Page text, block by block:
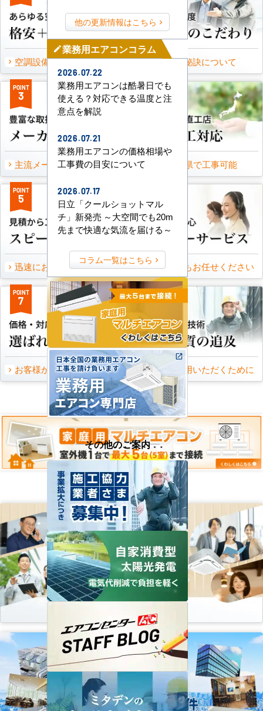
空調設備のご提案について 選ばれる秘訣について
POINT
3
主流メーカーを全取扱可能
POINT
4
47都道府県で工事可能
POINT
5
迅速にお届け出来る理由
6
万一の時もお任せください
POINT
7
お客様から頂いたご意見
POINT
8
永くご愛用いただくために
他の更新情報はこちら
mode_edit業務用エアコンコラム
2026.07.22
業務用エアコンは酷暑日でも
使える？対応できる温度と注
意点を解説
2026.07.21
業務用エアコンの価格相場や
工事費の目安について
2026.07.17
日立「クールショットマル
チ」新発売 ～大空間でも20m
先まで快適な気流を届ける～
コラム一覧はこちら
その他のご案内